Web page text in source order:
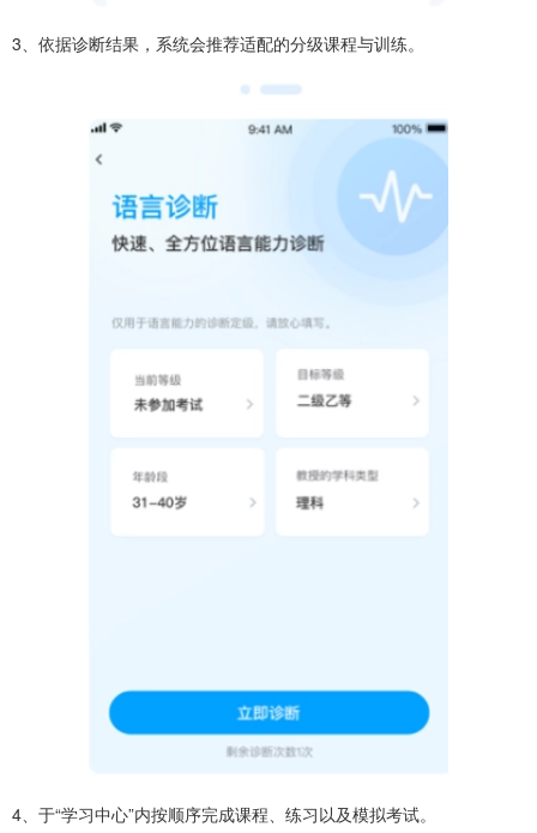
3、依据诊断结果，系统会推荐适配的分级课程与训练。
4、于“学习中心”内按顺序完成课程、练习以及模拟考试。